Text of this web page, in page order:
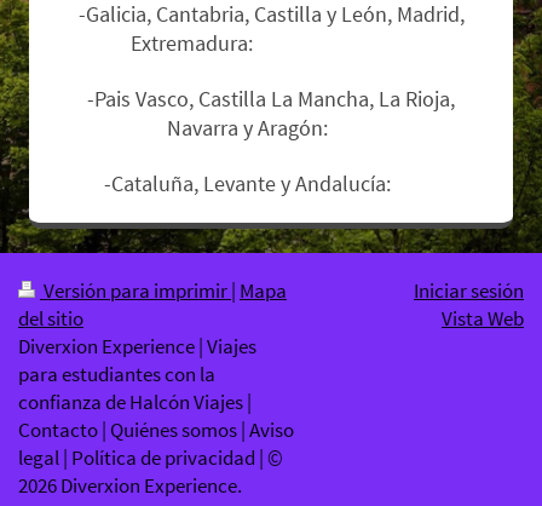
-Galicia, Cantabria, Castilla y León, Madrid,
Extremadura:
-Pais Vasco, Castilla La Mancha, La Rioja,
Navarra y Aragón:
-Cataluña, Levante y Andalucía:
Versión para imprimir| Mapa
del sitio
Diverxion Experience | Viajes
para estudiantes con la
confianza de Halcón Viajes |
Contacto | Quiénes somos | Aviso
legal | Política de privacidad | ©
2026 Diverxion Experience.
Iniciar sesión
Vista Web